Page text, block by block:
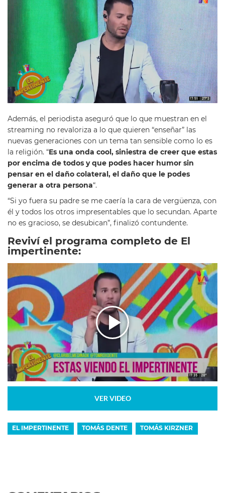
Además, el periodista aseguró que lo que muestran en el
streaming no revaloriza a lo que quieren “enseñar” las
nuevas generaciones con un tema tan sensible como lo es
la religión. “Es una onda cool, siniestra de creer que estas
por encima de todos y que podes hacer humor sin
pensar en el daño colateral, el daño que le podes
generar a otra persona“.
“Si yo fuera su padre se me caería la cara de vergüenza, con
él y todos los otros impresentables que lo secundan. Aparte
no es gracioso, se desubican”, finalizó contundente.
Reviví el programa completo de El
impertinente:
VER VIDEO
EL IMPERTINENTE TOMÁS DENTE TOMÁS KIRZNER